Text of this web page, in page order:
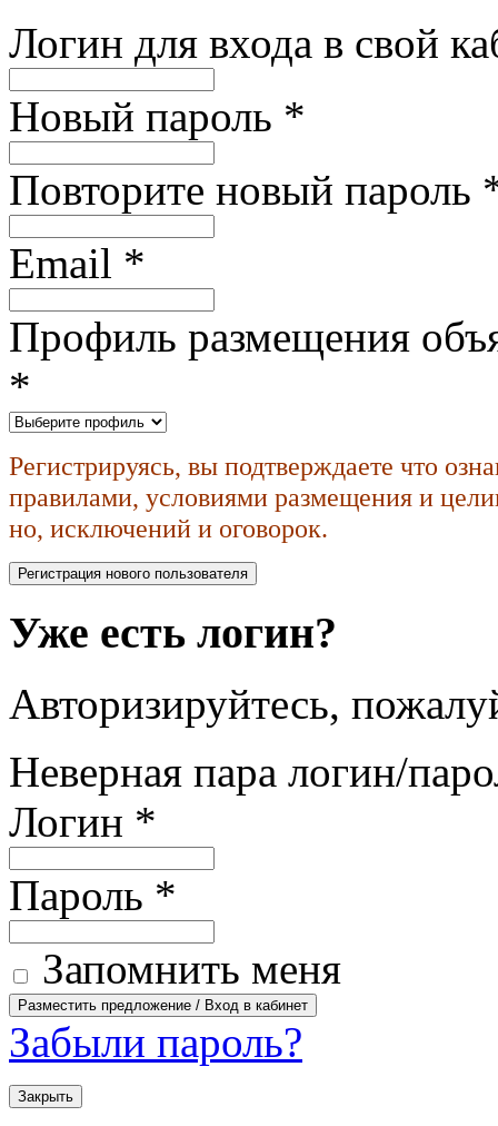
Логин для входа в свой
Новый пароль *
Повторите новый пароль
Email *
Профиль размещения
*
Регистрируясь, вы подтверждаете что
правилами, условиями размещения и
но, исключений и оговорок.
Уже есть логин?
Авторизируйтесь,
Неверная пара логин/
Логин *
Пароль *
Запомнить меня
Забыли пароль?
Закрыть